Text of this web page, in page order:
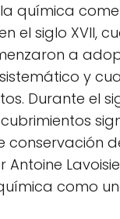
química
el siglo XVII,
a
y
Durante el
conservación
como